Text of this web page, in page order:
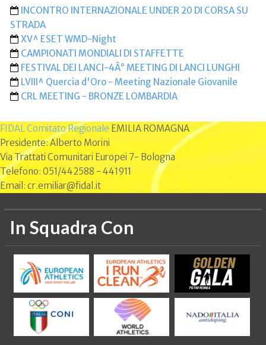
INCONTRO INTERNAZIONALE UNDER 20 DI CORSA SU
STRADA
XV^ ESET WMD-Night
CAMPIONATI MONDIALI DI STAFFETTE
FESTIVAL DEI LANCI-4Â° MEETING DI LANCI LUNGHI
LVIII^ Quercia d'Oro - Meeting Nazionale Giovanile
CRL MEETING - BRONZE LOMBARDIA
FIDAL Comitato Regionale EMILIA ROMAGNA
Presidente: Alberto Morini
Via Trattati Comunitari Europei 7- Bologna
Telefono: 051/442588 - 441911
Email: cr.emiliar@fidal.it
In Squadra Con